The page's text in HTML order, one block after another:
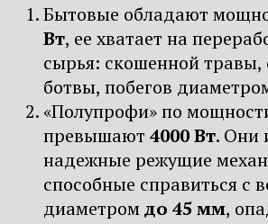
Бытовые обладают
Вт, ее хватает на
сырья: скошенной
ботвы, побегов
«Полупрофи» по
превышают 4000 Вт. Они
надежные режущие
способные справиться с
диаметромдо 45 мм,